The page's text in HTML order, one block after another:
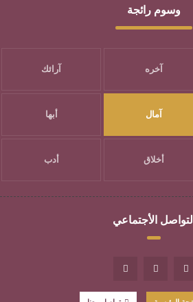
وسوم رائجة
آخره آرائك
آمال أبها
أخلاق أدب
التواصل الأجتماعي